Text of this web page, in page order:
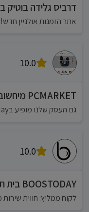
דרביס גלידה בוטיק
אתר הזמנות אולניין חדש! derbis.co.il
10.0
PCMARKET מיחשוב אישי
גם העסק שלנו מופיע בBoostoday, ואנחנו פתוחים :)
10.0
BOOSTODAY בית תוכנה לפיתוח אתרים
לקוח ממליץ: חווית